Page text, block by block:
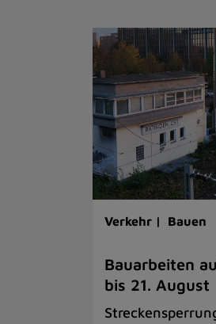
Verkehr | Bauen
Bauarbeiten
bis 21. August